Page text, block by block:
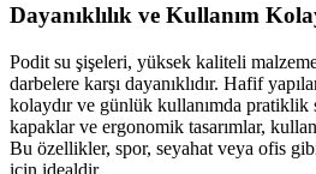
Dayanıklılık ve Kullanım
Podit su şişeleri, yüksek kaliteli
darbelere karşı dayanıklıdır. Hafif
kolaydır ve günlük kullanımda pratiklik
kapaklar ve ergonomik tasarımlar,
Bu özellikler, spor, seyahat veya ofis
için idealdir.